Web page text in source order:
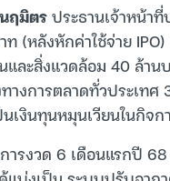
ฤมิตรประธานเจ้าหน้า
(หลังหักค่าใช้จ่าย
และสิ่งแวดล้อม 40 ล้า
างการตลาดทั่วประเทศ
เงินทุนหมุนเวียนในกิจ
รงวด 6 เดือนแรกปี